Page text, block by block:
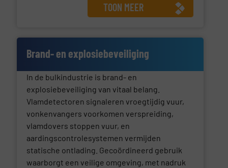
TOON MEER
Brand- en explosiebeveiliging
In de bulkindustrie is brand- en
explosiebeveiliging van vitaal belang.
Vlamdetectoren signaleren vroegtijdig vuur,
vonkenvangers voorkomen verspreiding,
vlamdovers stoppen vuur, en
aardingscontrolesystemen vermijden
statische ontlading. Gecoördineerd gebruik
waarborgt een veilige omgeving, met nadruk